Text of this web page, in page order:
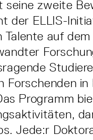
seine zweite
der ELLIS-
auf
Forschenden in
Programm
Jede:r